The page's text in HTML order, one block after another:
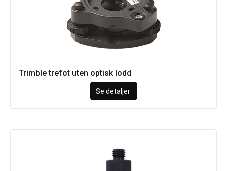
Trimble trefot uten optisk lodd
Se detaljer